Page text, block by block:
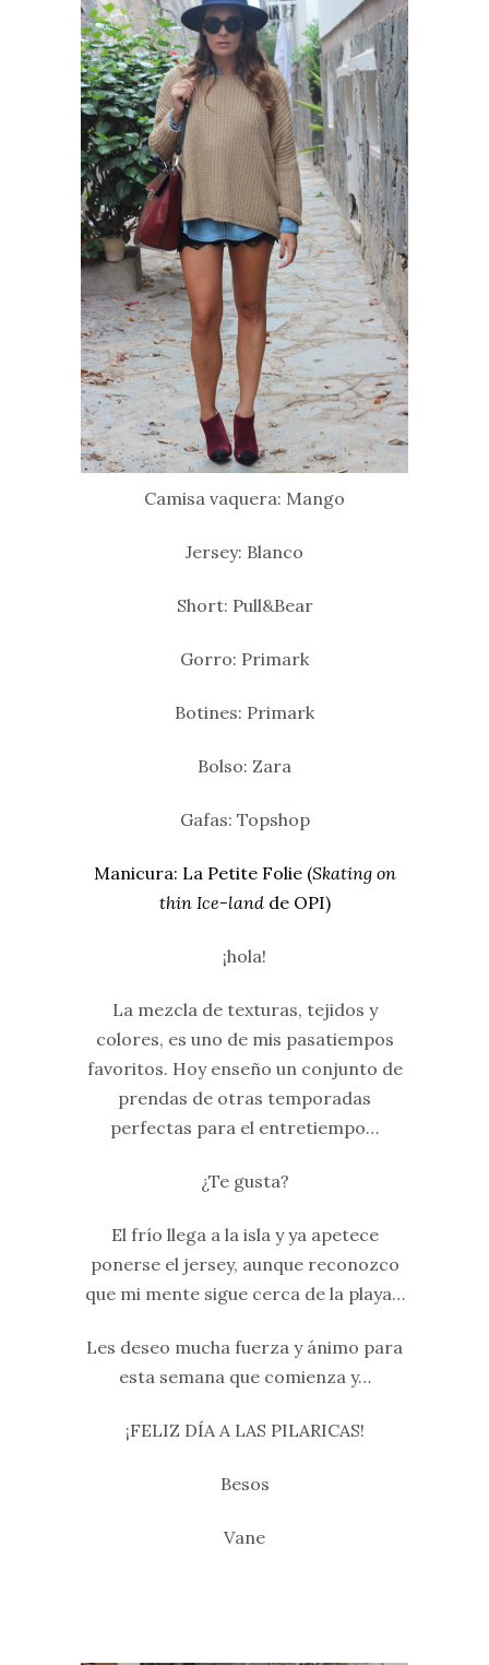
Camisa vaquera: Mango
Jersey: Blanco
Short: Pull&Bear
Gorro: Primark
Botines: Primark
Bolso: Zara
Gafas: Topshop
Manicura: La Petite Folie (Skating on
thin Ice-landde OPI)
¡hola!
La mezcla de texturas, tejidos y
colores, es uno de mis pasatiempos
favoritos. Hoy enseño un conjunto de
prendas de otras temporadas
perfectas para el entretiempo…
¿Te gusta?
El frío llega a la isla y ya apetece
ponerse el jersey, aunque reconozco
que mi mente sigue cerca de la playa…
Les deseo mucha fuerza y ánimo para
esta semana que comienza y…
¡FELIZ DÍA A LAS PILARICAS!
Besos
Vane